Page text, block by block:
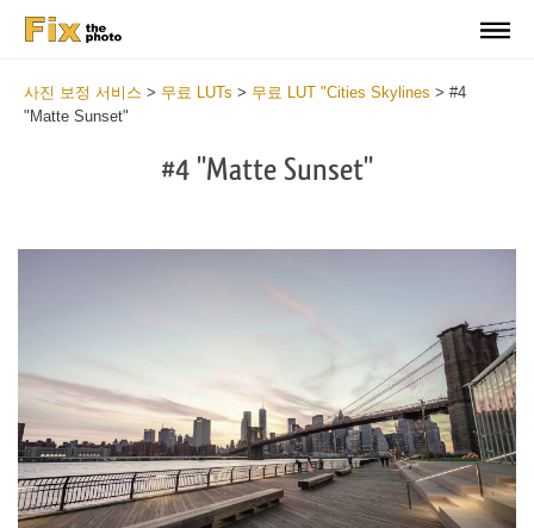
사진 보정 서비스 > 무료 LUTs > 무료 LUT "Cities Skylines > #4
"Matte Sunset"
#4 "Matte Sunset"